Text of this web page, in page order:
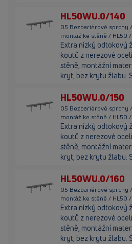
HL50WU.0/140
05 Bezbariérové
montáž ke stěně / HL50
Extra nízký odtokový
koutů z nerezové
stěně, montážní
kryt, bez krytu žlabu.
HL50WU.0/150
05 Bezbariérové
montáž ke stěně / HL50
Extra nízký odtokový
koutů z nerezové
stěně, montážní
kryt, bez krytu žlabu.
HL50WU.0/160
05 Bezbariérové
montáž ke stěně / HL50
Extra nízký odtokový
koutů z nerezové
stěně, montážní
kryt, bez krytu žlabu.